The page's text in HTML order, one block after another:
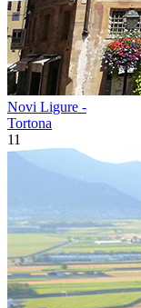
Novi Ligure -
Tortona
11